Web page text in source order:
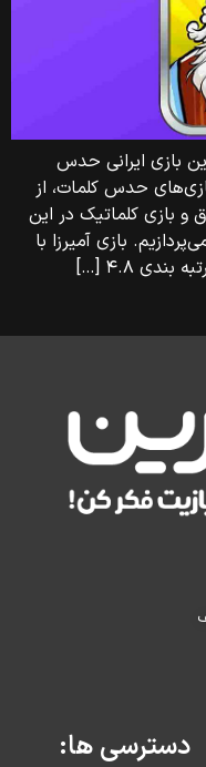
بازی ایرانی حدس
حدس کلمات، از
و بازی کلماتیک در این
بازی آمیرزا با
دسترسی ها: